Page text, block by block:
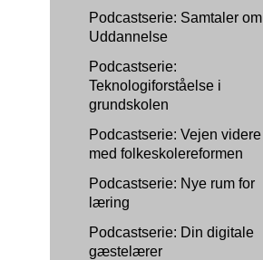
Podcastserie: Samtaler om
Uddannelse
Podcastserie:
Teknologiforståelse i
grundskolen
Podcastserie: Vejen videre
med folkeskolereformen
Podcastserie: Nye rum for
læring
Podcastserie: Din digitale
gæstelærer